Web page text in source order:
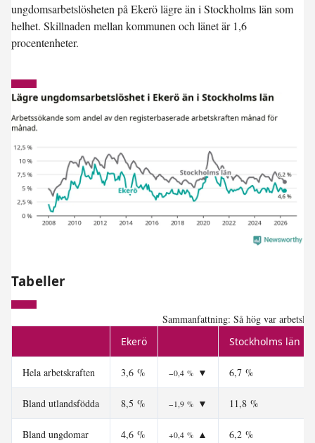
ungdomsarbetslösheten på Ekerölägreän i Stockholms län som
helhet. Skillnaden mellan kommunen och länet är 1,6
procentenheter.
Tabeller
Sammanfattning: Så hög var
Ekerö
Stockholms län
Hela arbetskraften 3,6 % −0,4 % ▼ 6,7 %
Bland utlandsfödda 8,5 % −1,9 % ▼ 11,8 %
Bland ungdomar 4,6 % +0,4 % ▲ 6,2 %